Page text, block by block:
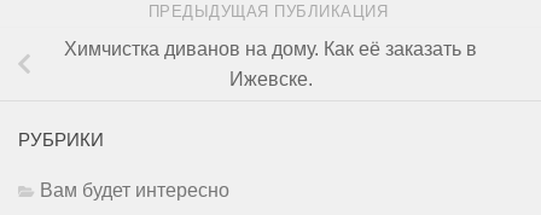
ПРЕДЫДУЩАЯ ПУБЛИКАЦИЯ
Химчистка диванов на дому. Как её заказать в
Ижевске.
РУБРИКИ
Вам будет интересно